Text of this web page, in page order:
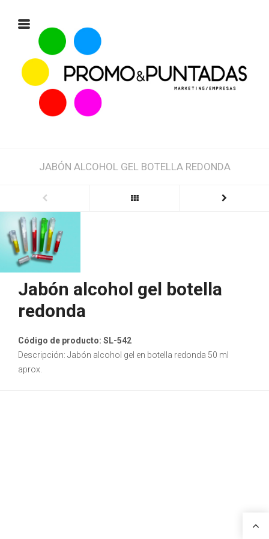
JABÓN ALCOHOL GEL BOTELLA REDONDA
Jabón alcohol gel botella
redonda
Código de producto: SL-542
Descripción: Jabón alcohol gel en botella redonda 50 ml
aprox.